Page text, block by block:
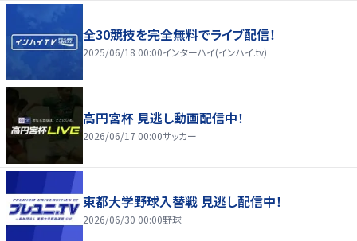
全30競技を完全無料でライブ配信！
2025/06/18 00:00インターハイ(インハイ.tv)
高円宮杯 見逃し動画配信中！
2026/06/17 00:00サッカー
東都大学野球入替戦 見逃し配信中！
2026/06/30 00:00野球